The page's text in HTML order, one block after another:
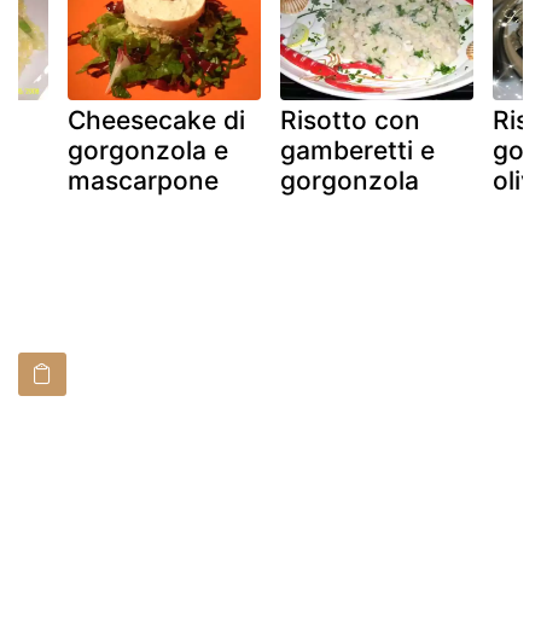
Cheesecake di
gorgonzola e
mascarpone
Risotto con
gamberetti e
gorgonzola